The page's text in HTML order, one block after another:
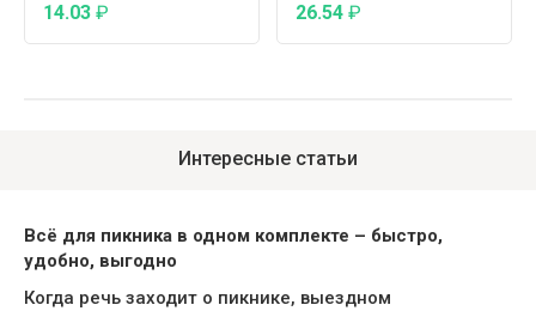
14.03 ₽ 26.54 ₽
Интересные статьи
Всё для пикника в одном комплекте – быстро,
удобно, выгодно
Когда речь заходит о пикнике, выездном